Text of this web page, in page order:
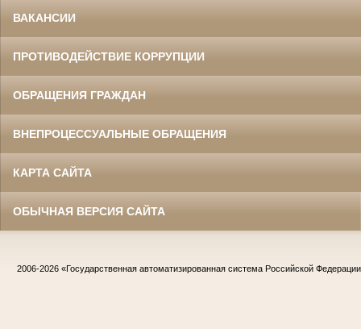
ВАКАНСИИ
ПРОТИВОДЕЙСТВИЕ КОРРУПЦИИ
ОБРАЩЕНИЯ ГРАЖДАН
ВНЕПРОЦЕССУАЛЬНЫЕ ОБРАЩЕНИЯ
КАРТА САЙТА
ОБЫЧНАЯ ВЕРСИЯ САЙТА
2006-2026 «Государственная автоматизированная система Российской